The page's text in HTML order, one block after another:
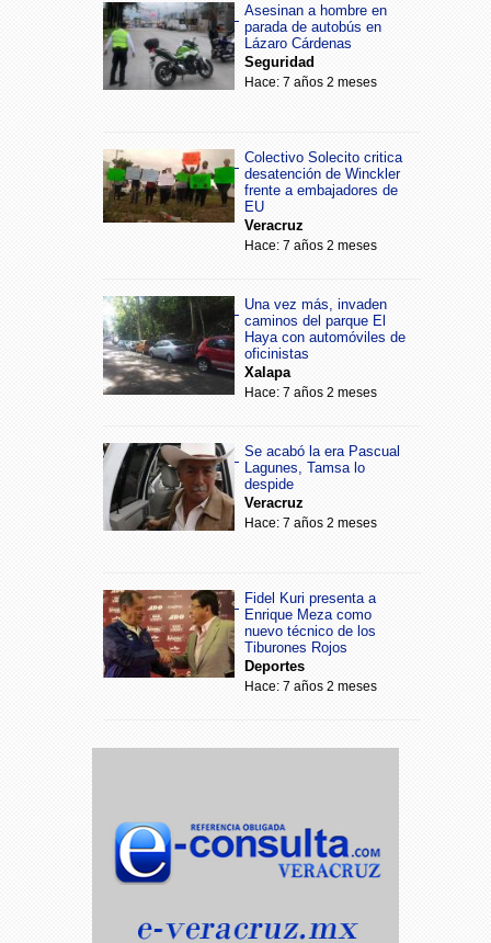
Asesinan a hombre en
parada de autobús en
Lázaro Cárdenas
Seguridad
Hace: 7 años 2 meses
Colectivo Solecito critica
desatención de Winckler
frente a embajadores de
EU
Veracruz
Hace: 7 años 2 meses
Una vez más, invaden
caminos del parque El
Haya con automóviles de
oficinistas
Xalapa
Hace: 7 años 2 meses
Se acabó la era Pascual
Lagunes, Tamsa lo
despide
Veracruz
Hace: 7 años 2 meses
Fidel Kuri presenta a
Enrique Meza como
nuevo técnico de los
Tiburones Rojos
Deportes
Hace: 7 años 2 meses